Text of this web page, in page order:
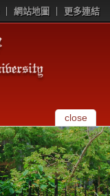
網站地圖 更多連結
close